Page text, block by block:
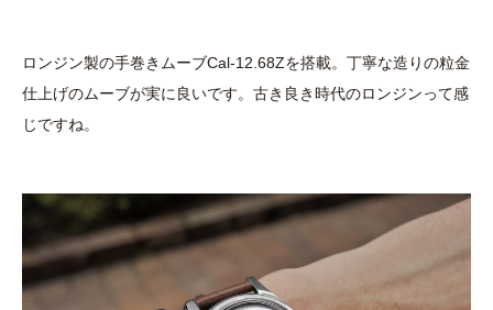
ロンジン製の手巻きムーブCal-12.68Zを搭載。丁寧な造りの粒金
仕上げのムーブが実に良いです。古き良き時代のロンジンって感
じですね。